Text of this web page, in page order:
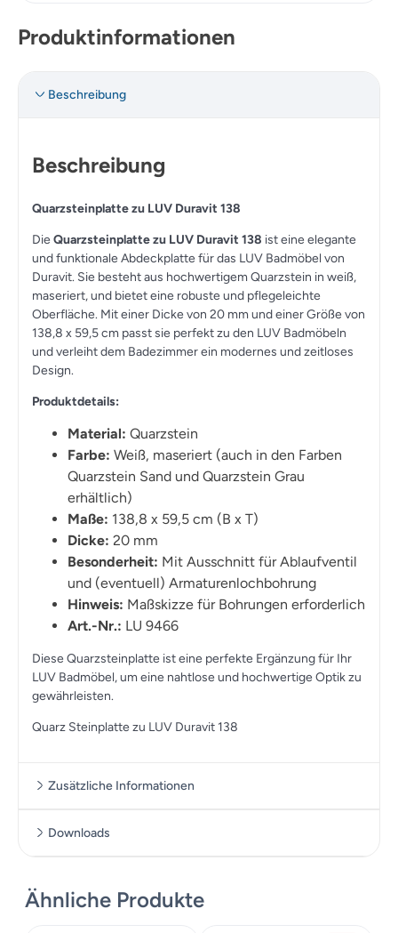
Produktinformationen
Beschreibung
Beschreibung
Quarzsteinplatte zu LUV Duravit 138
DieQuarzsteinplatte zu LUV Duravit 138 ist eine elegante
und funktionale Abdeckplatte für das LUV Badmöbel von
Duravit. Sie besteht aus hochwertigem Quarzstein in weiß,
maseriert, und bietet eine robuste und pflegeleichte
Oberfläche. Mit einer Dicke von 20 mm und einer Größe von
138,8 x 59,5 cm passt sie perfekt zu den LUV Badmöbeln
und verleiht dem Badezimmer ein modernes und zeitloses
Design.
Produktdetails:
Material: Quarzstein
Farbe: Weiß, maseriert (auch in den Farben
Quarzstein Sand und Quarzstein Grau
erhältlich)
Maße: 138,8 x 59,5 cm (B x T)
Dicke: 20 mm
Besonderheit: Mit Ausschnitt für Ablaufventil
und (eventuell) Armaturenlochbohrung
Hinweis: Maßskizze für Bohrungen erforderlich
Art.-Nr.: LU 9466
Diese Quarzsteinplatte ist eine perfekte Ergänzung für Ihr
LUV Badmöbel, um eine nahtlose und hochwertige Optik zu
gewährleisten.
Quarz Steinplatte zu LUV Duravit 138
Zusätzliche Informationen
Maße 138.8 cm
Downloads
Ähnliche Produkte